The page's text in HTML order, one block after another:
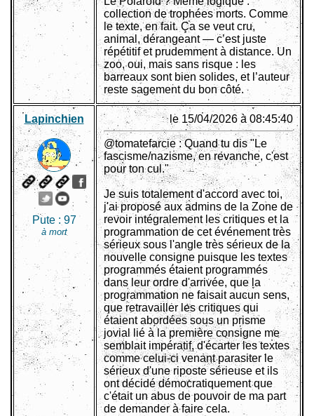
collection de trophées morts. Comme
le texte, en fait. Ça se veut cru,
animal, dérangeant — c’est juste
répétitif et prudemment à distance. Un
zoo, oui, mais sans risque : les
barreaux sont bien solides, et l’auteur
reste sagement du bon côté.
Lapinchien
Pute : 97
à mort
le 15/04/2026 à 08:45:40
@tomatefarcie : Quand tu dis "Le
fascisme/nazisme, en revanche, c'est
pour ton cul."
Je suis totalement d'accord avec toi,
j'ai proposé aux admins de la Zone de
revoir intégralement les critiques et la
programmation de cet événement très
sérieux sous l'angle très sérieux de la
nouvelle consigne puisque les textes
programmés étaient programmés
dans leur ordre d'arrivée, que la
programmation ne faisait aucun sens,
que retravailler les critiques qui
étaient abordées sous un prisme
jovial lié à la première consigne me
semblait impératif, d'écarter les textes
comme celui-ci venant parasiter le
sérieux d'une riposte sérieuse et ils
ont décidé démocratiquement que
c'était un abus de pouvoir de ma part
de demander à faire cela.